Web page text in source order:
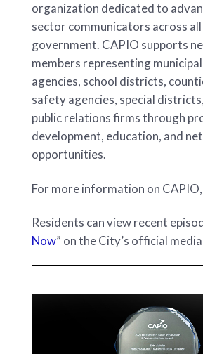
organization dedicated to
sector communicators across
government. CAPIO supports
members representing
agencies, school districts,
safety agencies, special
public relations firms through
development, education, and
opportunities.
For more information on
Residents can view recent
Now” on the City’s official